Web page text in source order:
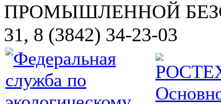
ПРОМЫШЛЕННОЙ
31, 8 (3842) 34-23-03